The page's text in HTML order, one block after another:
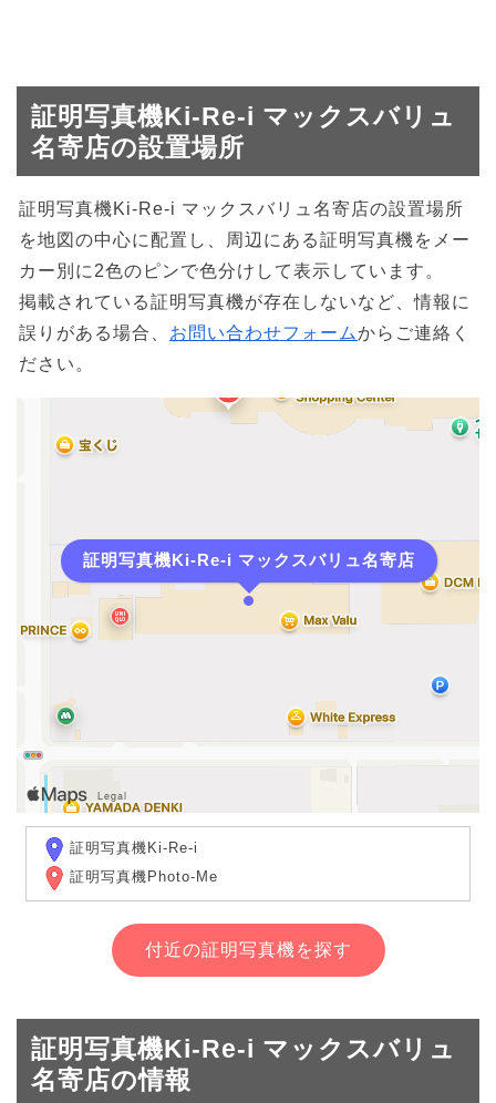
証明写真機Ki-Re-i マックスバリュ
名寄店の設置場所
証明写真機Ki-Re-i マックスバリュ名寄店の設置場所
を地図の中心に配置し、周辺にある証明写真機をメー
カー別に2色のピンで色分けして表示しています。
掲載されている証明写真機が存在しないなど、情報に
誤りがある場合、 お問い合わせフォームからご連絡く
ださい。
証明写真機Ki-Re-i マックスバリュ名寄店
証明写真機Ki-Re-i
証明写真機Photo-Me
付近の証明写真機を探す
証明写真機Ki-Re-i マックスバリュ
名寄店の情報